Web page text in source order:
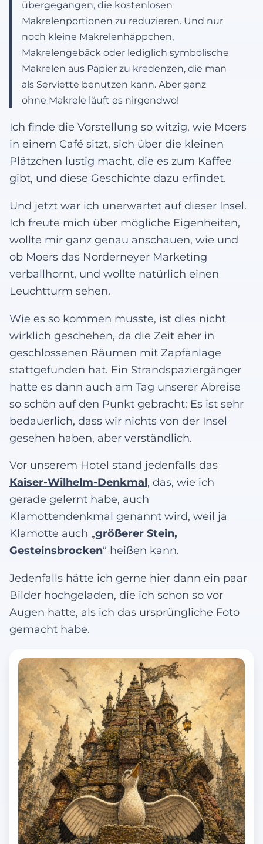
übergegangen, die kostenlosen
Makrelenportionen zu reduzieren. Und nur
noch kleine Makrelenhäppchen,
Makrelengebäck oder lediglich symbolische
Makrelen aus Papier zu kredenzen, die man
als Serviette benutzen kann. Aber ganz
ohne Makrele läuft es nirgendwo!
Ich finde die Vorstellung so witzig, wie Moers
in einem Café sitzt, sich über die kleinen
Plätzchen lustig macht, die es zum Kaffee
gibt, und diese Geschichte dazu erfindet.
Und jetzt war ich unerwartet auf dieser Insel.
Ich freute mich über mögliche Eigenheiten,
wollte mir ganz genau anschauen, wie und
ob Moers das Norderneyer Marketing
verballhornt, und wollte natürlich einen
Leuchtturm sehen.
Wie es so kommen musste, ist dies nicht
wirklich geschehen, da die Zeit eher in
geschlossenen Räumen mit Zapfanlage
stattgefunden hat. Ein Strandspaziergänger
hatte es dann auch am Tag unserer Abreise
so schön auf den Punkt gebracht: Es ist sehr
bedauerlich, dass wir nichts von der Insel
gesehen haben, aber verständlich.
Vor unserem Hotel stand jedenfalls das
Kaiser-Wilhelm-Denkmal, das, wie ich
gerade gelernt habe, auch
Klamottendenkmal genannt wird, weil ja
Klamotte auch „größerer Stein,
Gesteinsbrocken“ heißen kann.
Jedenfalls hätte ich gerne hier dann ein paar
Bilder hochgeladen, die ich schon so vor
Augen hatte, als ich das ursprüngliche Foto
gemacht habe.